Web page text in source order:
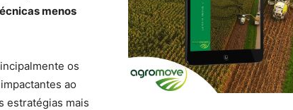
menos
os
ao
estratégias mais